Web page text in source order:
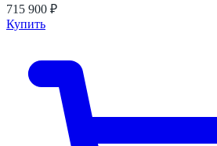
715 900 ₽
Купить